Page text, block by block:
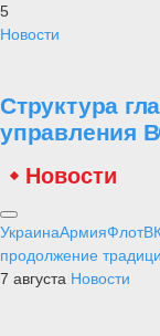
5
Новости
Структура
управления
Новости
УкраинаАрмияФлот
продолжение
7 августа Новости